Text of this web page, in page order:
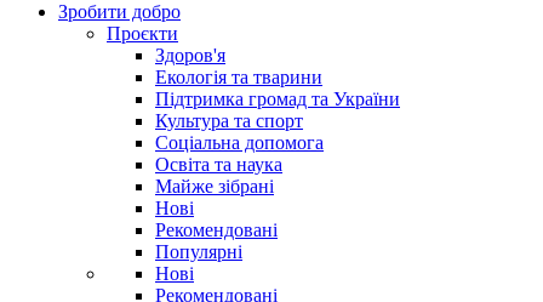
Зробити добро
Проєкти
Здоров'я
Екологія та тварини
Підтримка громад та України
Культура та спорт
Соціальна допомога
Освіта та наука
Майже зібрані
Нові
Рекомендовані
Популярні
Нові
Рекомендовані